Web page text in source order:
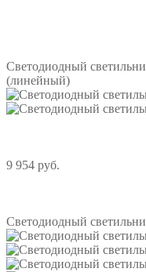
Светодиодный
(линейный)
9 954 руб.
Светодиодный